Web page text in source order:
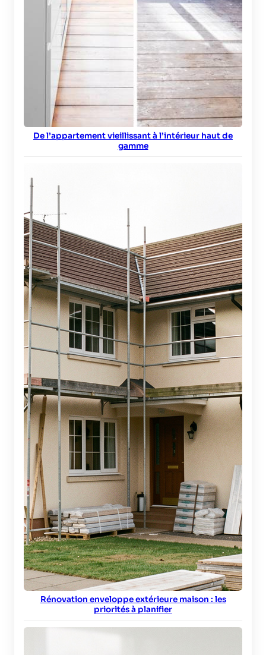
De l’appartement vieillissant à l’intérieur haut de
gamme
Rénovation enveloppe extérieure maison : les
priorités à planifier